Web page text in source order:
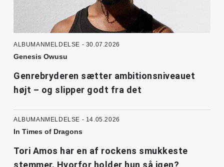
ALBUMANMELDELSE - 30.07.2026
Genesis Owusu
Genrebryderen sætter ambitionsniveauet
højt – og slipper godt fra det
ALBUMANMELDELSE - 14.05.2026
In Times of Dragons
Tori Amos har en af rockens smukkeste
stemmer. Hvorfor holder hun så igen?